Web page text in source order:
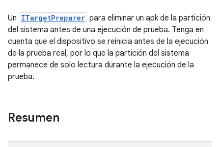
Un ITargetPreparer para eliminar un apk de la partición
del sistema antes de una ejecución de prueba. Tenga en
cuenta que el dispositivo se reinicia antes de la ejecución
de la prueba real, por lo que la partición del sistema
permanece de solo lectura durante la ejecución de la
prueba.
Resumen